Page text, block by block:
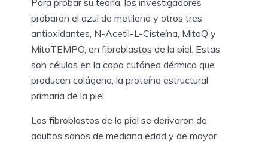
probaron el azul de metileno y otros tres
antioxidantes, N-Acetil-L-Cisteína, MitoQ y
MitoTEMPO, en fibroblastos de la piel. Estas
son células en la capa cutánea dérmica que
producen colágeno, la proteína estructural
primaria de la piel.
Los fibroblastos de la piel se derivaron de
adultos sanos de mediana edad y de mayor